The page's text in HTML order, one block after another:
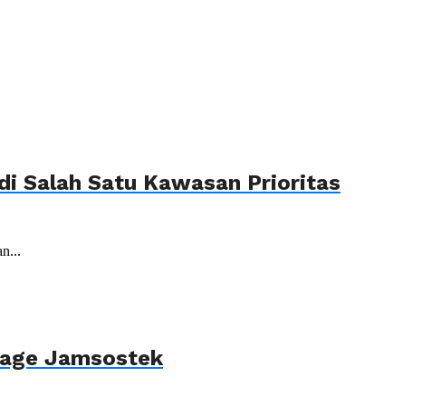
Salah Satu Kawasan Prioritas
Jamsostek